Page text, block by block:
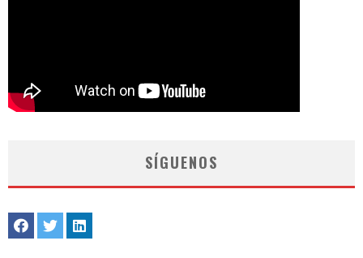
SÍGUENOS